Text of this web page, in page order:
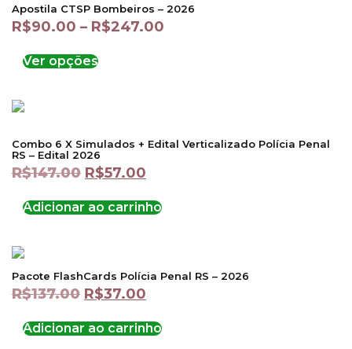
Apostila CTSP Bombeiros – 2026
R$90.00 – R$247.00
Ver opções
Combo 6 X Simulados + Edital Verticalizado Polícia Penal
RS – Edital 2026
R$147.00 R$57.00
Adicionar ao carrinho
Pacote FlashCards Polícia Penal RS – 2026
R$137.00 R$37.00
Adicionar ao carrinho